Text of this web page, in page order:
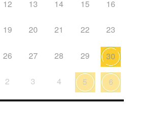
12 13 14 15 16
19 20 21 22 23
26 27 28 29 30
2 3 4 5 6